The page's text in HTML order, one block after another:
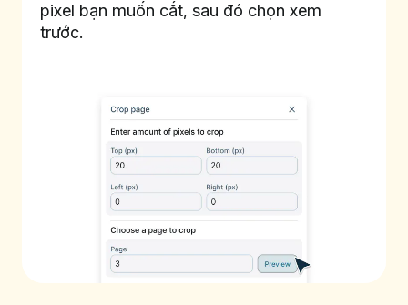
pixel bạn muốn cắt, sau đó chọn xem
trước.